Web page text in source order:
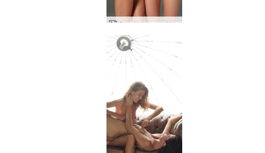
Οι φίλες της Alya και της Oksi